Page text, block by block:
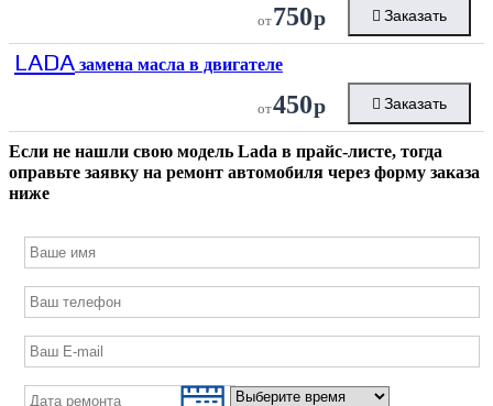
от750р Заказать
LADA замена масла в двигателе
от450р Заказать
Если не нашли свою модель Lada в прайс-листе, тогда
оправьте заявку на ремонт автомобиля через форму заказа
ниже